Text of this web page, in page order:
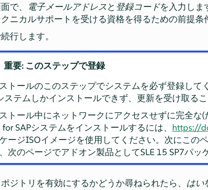
で、 電子メールアドレス と 登録コードを入力しま
ニカルサポートを受ける資格を得るための前提条
行します。
重要: このステップで登録
トールのこのステップでシステムを必ず登録して
ステムしかインストールできず、更新を受け取る
トール中にネットワークにアクセスせずに完全な
for SAPシステムをインストールするには、 https://
ージISOイメージを使用してください。次にこの
次のページでアドオン製品としてSLE 15 SP7パッ
ジトリを有効にするかどうか尋ねられたら、 はい